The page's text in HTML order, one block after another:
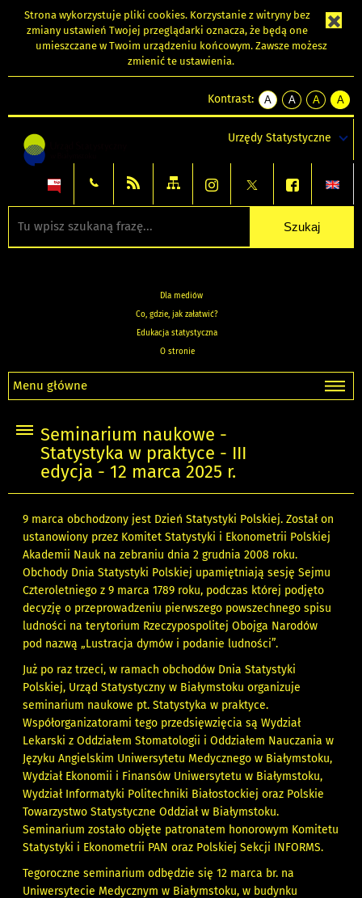
Strona wykorzystuje pliki cookies. Korzystanie z witryny bez
zmiany ustawień Twojej przeglądarki oznacza, że będą one
umieszczane w Twoim urządzeniu końcowym. Zawsze możesz
zmienić te ustawienia.
Kontrast:
A
kontrast
A
kontrast
tekst
czarnym
A
kontrast
tekst
czarnym
A
tekst
żółtym
Urzędy Statystyczne
Dla mediów
Co, gdzie, jak załatwić?
Edukacja statystyczna
O stronie
Menu główne
Seminarium naukowe -
Statystyka w praktyce - III
edycja - 12 marca 2025 r.
9 marca obchodzony jest Dzień Statystyki Polskiej. Został on
ustanowiony przez Komitet Statystyki i Ekonometrii Polskiej
Akademii Nauk na zebraniu dnia 2 grudnia 2008 roku.
Obchody Dnia Statystyki Polskiej upamiętniają sesję Sejmu
Czteroletniego z 9 marca 1789 roku, podczas której podjęto
decyzję o przeprowadzeniu pierwszego powszechnego spisu
ludności na terytorium Rzeczypospolitej Obojga Narodów
pod nazwą „Lustracja dymów i podanie ludności”.
Już po raz trzeci, w ramach obchodów Dnia Statystyki
Polskiej, Urząd Statystyczny w Białymstoku organizuje
seminarium naukowe pt. Statystyka w praktyce.
Współorganizatorami tego przedsięwzięcia są Wydział
Lekarski z Oddziałem Stomatologii i Oddziałem Nauczania w
Języku Angielskim Uniwersytetu Medycznego w Białymstoku,
Wydział Ekonomii i Finansów Uniwersytetu w Białymstoku,
Wydział Informatyki Politechniki Białostockiej oraz Polskie
Towarzystwo Statystyczne Oddział w Białymstoku.
Seminarium zostało objęte patronatem honorowym Komitetu
Statystyki i Ekonometrii PAN oraz Polskiej Sekcji INFORMS.
Tegoroczne seminarium odbędzie się 12 marca br. na
Uniwersytecie Medycznym w Białymstoku, w budynku